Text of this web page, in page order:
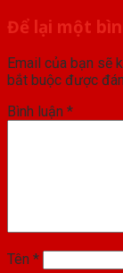
Để lại một
Email của bạn sẽ
bắt buộc được
Bình luận *
Tên *